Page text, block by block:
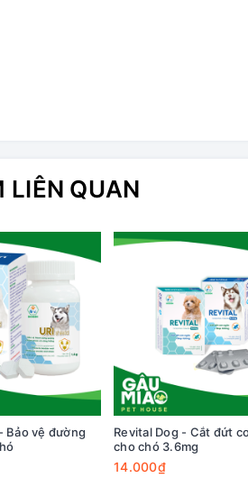
LIÊN QUAN
Bảo vệ đường
Revital Dog - Cắt đứt
cho chó 3.6mg
14.000₫